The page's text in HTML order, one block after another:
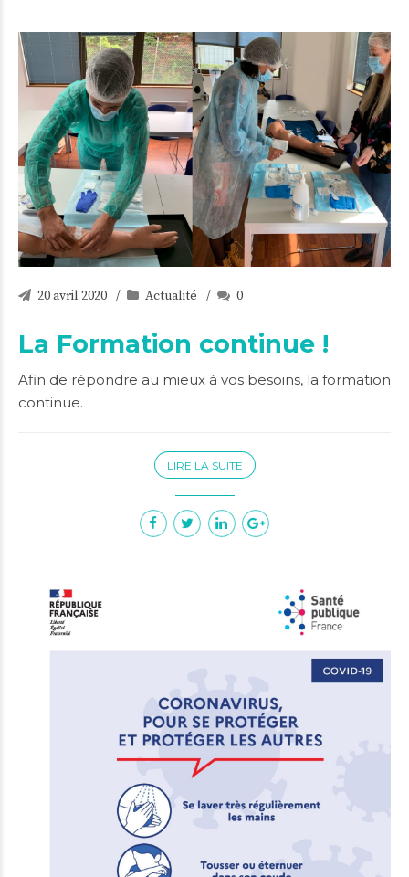
20 avril 2020 Actualité 0
La Formation continue !
Afin de répondre au mieux à vos besoins, la formation
continue.
LIRE LA SUITE